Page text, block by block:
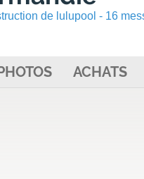
de lulupool - 16
ACHATS